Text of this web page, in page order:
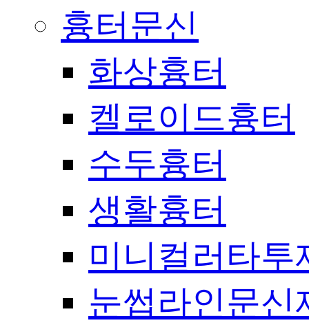
흉터문신
화상흉터
켈로이드흉터
수두흉터
생활흉터
미니컬러타투
눈썹라인문신